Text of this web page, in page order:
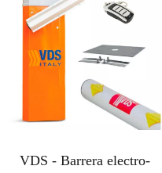
VDS - Barrera electro-